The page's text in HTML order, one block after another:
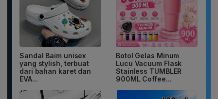
Sandal Baim unisex
yang stylish, terbuat
dari bahan karet dan
EVA...
Botol Gelas Minum
Lucu Vacuum Flask
Stainless TUMBLER
900ML Coffee...